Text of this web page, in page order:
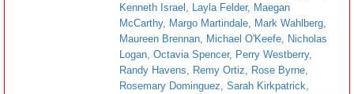
Kenneth Israel
Layla Felder, Maegan
McCarthy, Margo Martindale Mark Wahlberg
Maureen Brennan
Michael O'Keefe
Nicholas
Logan Octavia Spencer, Perry Westberry,
Randy Havens
Remy Ortiz Rose Byrne
Rosemary Dominguez Sarah Kirkpatrick